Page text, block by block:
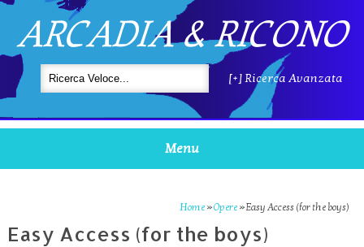
ARCADIA & RICONO
[+] Ricerca Avanzata
Menu
Home »Opere »Easy Access (for the boys)
Easy Access (for the boys)